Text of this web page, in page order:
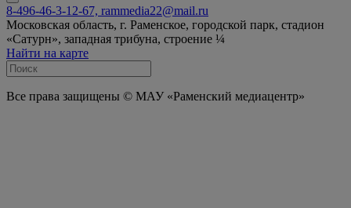
8-496-46-3-12-67, rammedia22@mail.ru
Московская область, г. Раменское, городской парк, стадион
«Сатурн», западная трибуна, строение ¼
Найти на карте
Все права защищены © МАУ «Раменский медиацентр»